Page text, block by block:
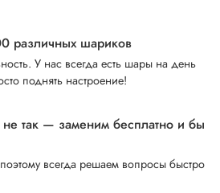
различных шариков
У нас всегда есть шары на день
поднять настроение!
так — заменим бесплатно и бы
всегда решаем вопросы быстро